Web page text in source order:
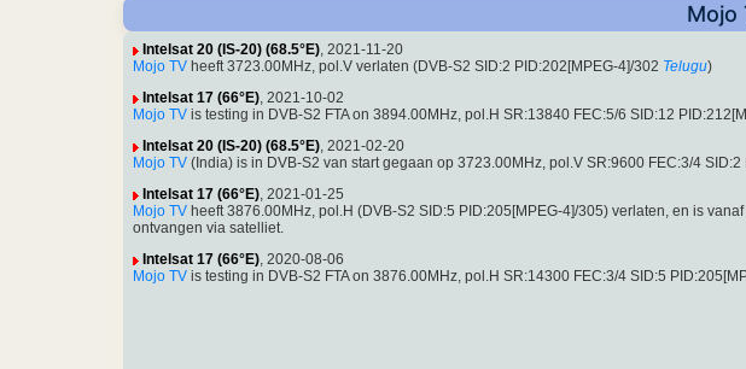
Mojo
Intelsat 20 (IS-20) (68.5°E), 2021-11-20
Mojo TV heeft 3723.00MHz, pol.V verlaten (DVB-S2 SID:2 PID:202[MPEG-4]/302 Telugu)
Intelsat 17 (66°E), 2021-10-02
Mojo TV is testing in DVB-S2 FTA on 3894.00MHz, pol.H SR:13840 FEC:5/6 SID:12
Intelsat 20 (IS-20) (68.5°E), 2021-02-20
Mojo TV (India) is in DVB-S2 van start gegaan op 3723.00MHz, pol.V SR:9600 FEC:3/4 SID:2
Intelsat 17 (66°E), 2021-01-25
Mojo TV heeft 3876.00MHz, pol.H (DVB-S2 SID:5 PID:205[MPEG-4]/305) verlaten, en is
ontvangen via satelliet.
Intelsat 17 (66°E), 2020-08-06
Mojo TV is testing in DVB-S2 FTA on 3876.00MHz, pol.H SR:14300 FEC:3/4 SID:5